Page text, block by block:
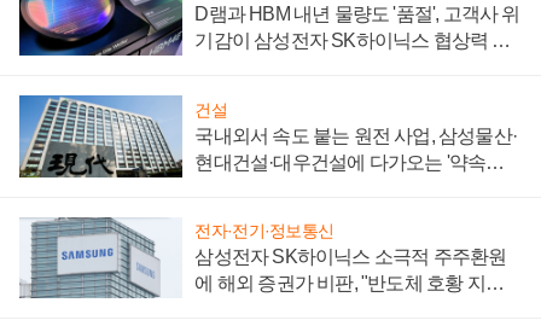
D램과 HBM 내년 물량도 '품절', 고객사 위
기감이 삼성전자 SK하이닉스 협상력 더
건설
국내외서 속도 붙는 원전 사업, 삼성물산·
현대건설·대우건설에 다가오는 '약속의
전자·전기·정보통신
삼성전자 SK하이닉스 소극적 주주환원
에 해외 증권가 비판, "반도체 호황 지속